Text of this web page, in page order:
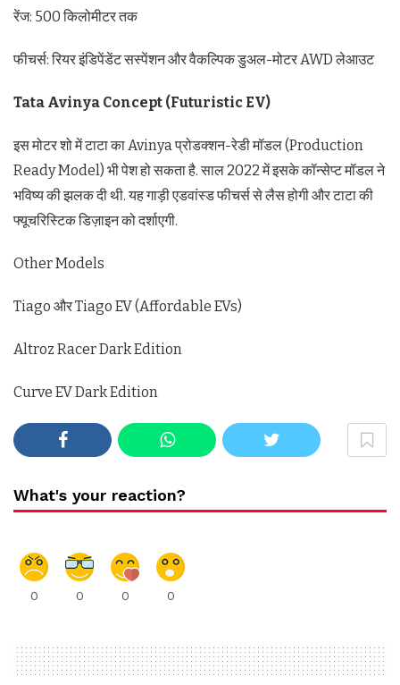
रेंज: 500 किलोमीटर तक
फीचर्स: रियर इंडिपेंडेंट सस्पेंशन और वैकल्पिक डुअल-मोटर AWD लेआउट
Tata Avinya Concept (Futuristic EV)
इस मोटर शो में टाटा का Avinya प्रोडक्शन-रेडी मॉडल (Production
Ready Model) भी पेश हो सकता है. साल 2022 में इसके कॉन्सेप्ट मॉडल ने
भविष्य की झलक दी थी. यह गाड़ी एडवांस्ड फीचर्स से लैस होगी और टाटा की
फ्यूचरिस्टिक डिज़ाइन को दर्शाएगी.
Other Models
Tiago और Tiago EV (Affordable EVs)
Altroz Racer Dark Edition
Curve EV Dark Edition
What's your reaction?
0 0 0 0